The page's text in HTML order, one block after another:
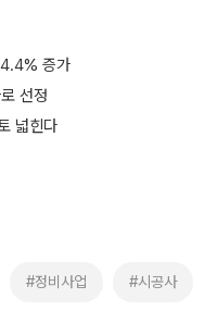
증가
선정
넓힌다
#정비사업 #시공사